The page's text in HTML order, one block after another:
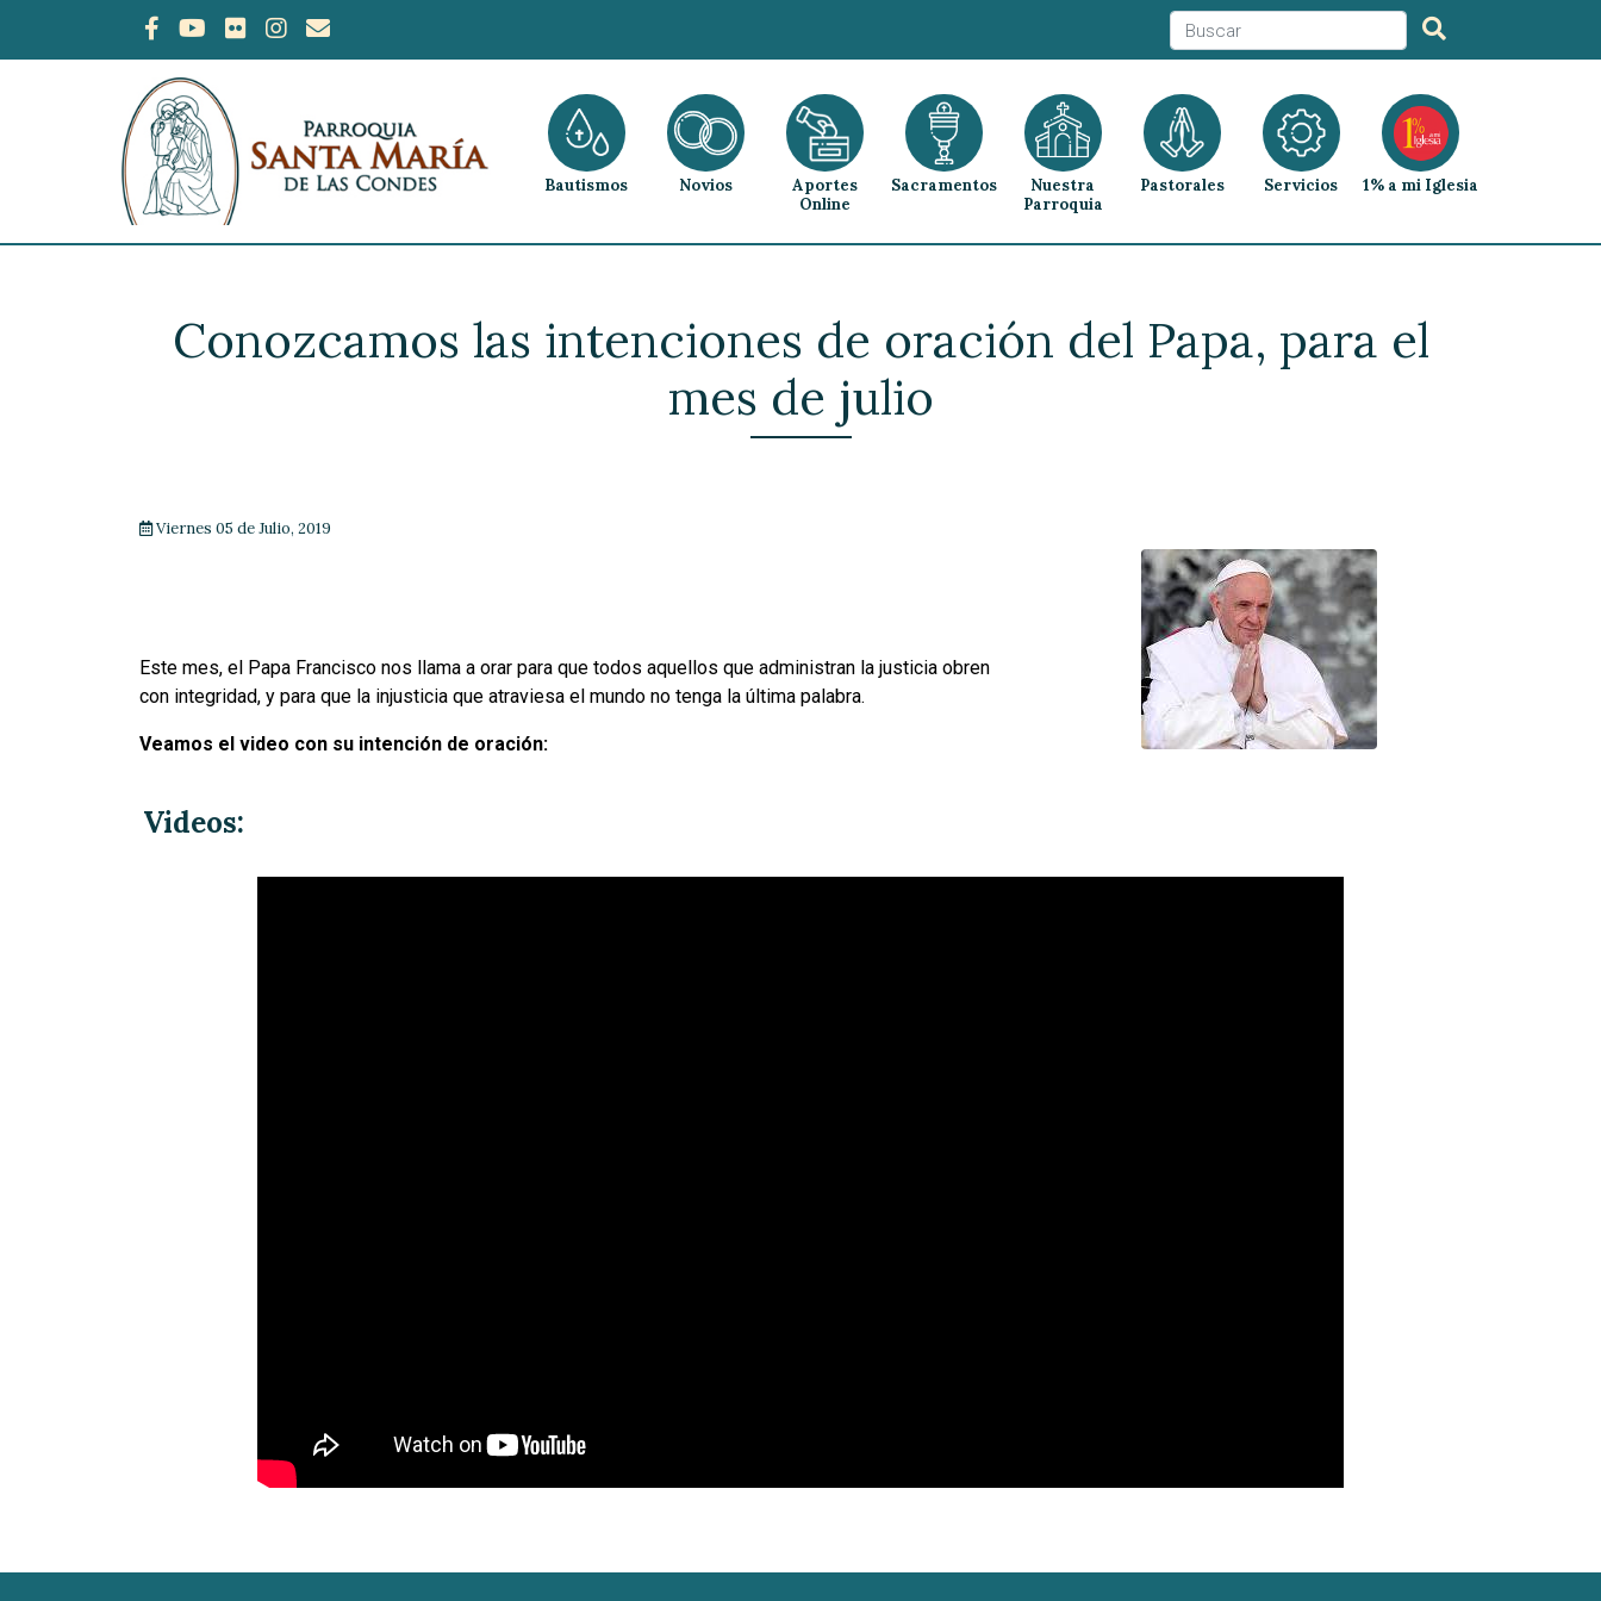
Bautismos Novios
Aportes
Online
Sacramentos
Nuestra
Parroquia
Pastorales Servicios 1% a mi Iglesia
Conozcamos las intenciones de oración del Papa, para el
mes de julio
Viernes 05 de Julio, 2019
Este mes, el Papa Francisco nos llama a orar para que todos aquellos que administran la justicia obren
con integridad, y para que la injusticia que atraviesa el mundo no tenga la última palabra.
Veamos el video con su intención de oración:
Videos: